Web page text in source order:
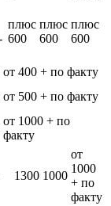
плюс
600
плюс
600
плюс
600
от 400 + по факту
от 500 + по факту
от 1000 + по
факту
1300 1000
от
1000
+ по
факту